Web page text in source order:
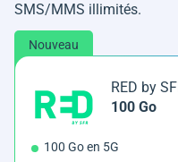
SMS/MMS illimités.
Nouveau
RED by
100 Go
100 Go en 5G